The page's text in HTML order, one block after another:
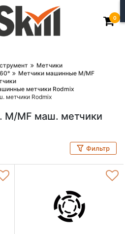
0
Метчики
Метчики машинные M/MF
метчики Rodmix
метчики Rodmix
M/MF маш. метчики
Фильтр